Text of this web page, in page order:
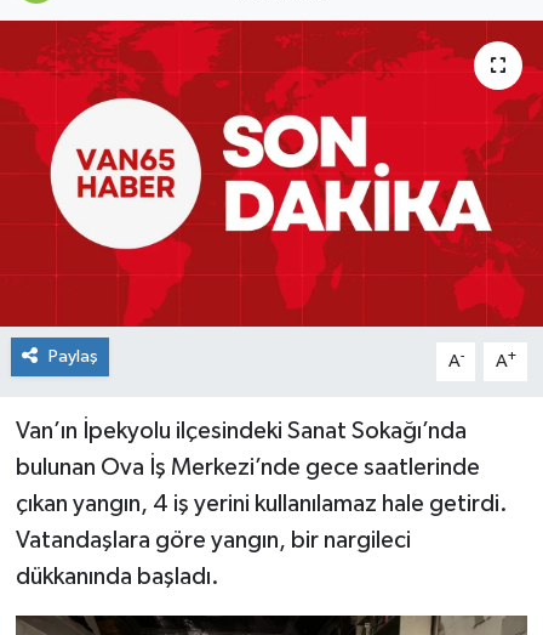
Paylaş A- A+
Van’ın İpekyolu ilçesindeki Sanat Sokağı’nda
bulunan Ova İş Merkezi’nde gece saatlerinde
çıkan yangın, 4 iş yerini kullanılamaz hale getirdi.
Vatandaşlara göre yangın, bir nargileci
dükkanında başladı.